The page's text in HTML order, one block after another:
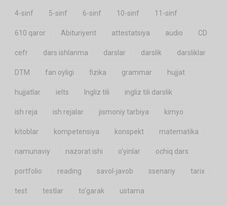
4-sinf 5-sinf 6-sinf 10-sinf 11-sinf
610 qaror Abituriyent attestatsiya audio CD
cefr dars ishlanma darslar darslik darsliklar
DTM fan oyligi fizika grammar hujjat
hujjatlar ielts Ingliz tili ingliz tili darslik
ish reja ish rejalar jismoniy tarbiya kimyo
kitoblar kompetensiya konspekt matematika
namunaviy nazorat ishi o'yinlar ochiq dars
portfolio reading savol-javob ssenariy tarix
test testlar to'garak ustama